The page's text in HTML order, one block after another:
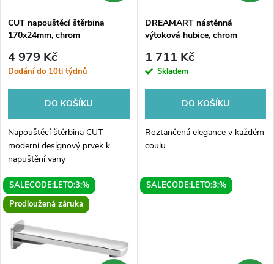
p
r
o
d
u
k
t
ů
s
p
r
d
u
k
t
CUT napouštěcí štěrbina
170x24mm, chrom
4 979 Kč
Dodání do 10ti týdnů
DO KOŠÍKU
Napouštěcí štěrbina CUT -
moderní designový prvek k
napuštění vany
DREAMART nástěnná
výtoková hubice, chrom
1 711 Kč
Skladem
DO KOŠÍKU
Roztančená elegance v každém
coulu
SALECODE:LETO:3:%
Prodloužená záruka
SALECODE:LETO:3:%